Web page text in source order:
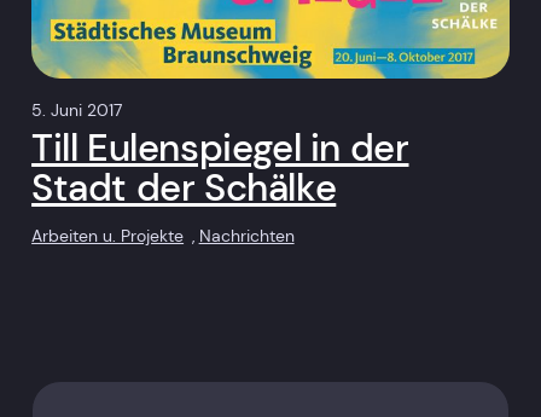
5. Juni 2017
Till Eulenspiegel in der
Stadt der Schälke
Arbeiten u. Projekte , Nachrichten